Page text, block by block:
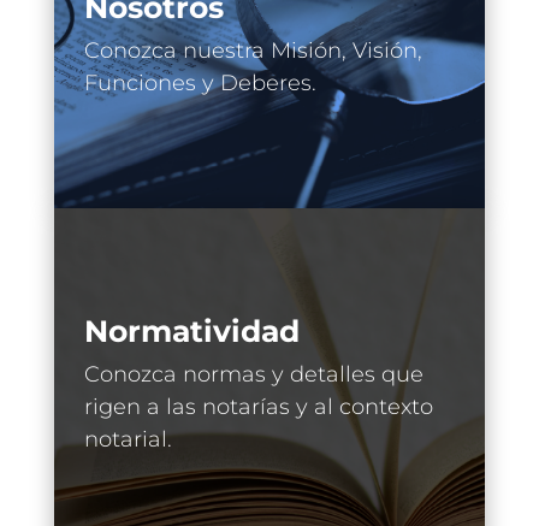
Nosotros
Conozca nuestra Misión, Visión,
Funciones y Deberes.
Normatividad
Conozca normas y detalles que
rigen a las notarías y al contexto
notarial.